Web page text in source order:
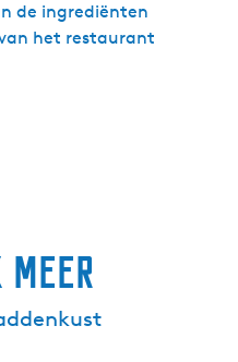
de ingrediënten
het restaurant
meer